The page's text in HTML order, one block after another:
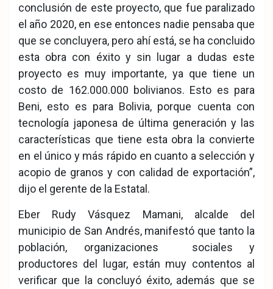
conclusión de este proyecto, que fue paralizado
el año 2020, en ese entonces nadie pensaba que
que se concluyera, pero ahí está, se ha concluido
esta obra con éxito y sin lugar a dudas este
proyecto es muy importante, ya que tiene un
costo de 162.000.000 bolivianos. Esto es para
Beni, esto es para Bolivia, porque cuenta con
tecnología japonesa de última generación y las
características que tiene esta obra la convierte
en el único y más rápido en cuanto a selección y
acopio de granos y con calidad de exportación”,
dijo el gerente de la Estatal.
Eber Rudy Vásquez Mamani, alcalde del
municipio de San Andrés, manifestó que tanto la
población, organizaciones sociales y
productores del lugar, están muy contentos al
verificar que la concluyó éxito, además que se